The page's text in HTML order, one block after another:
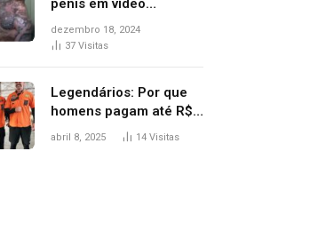
pênis em vídeo
tomando banho, apaga
post e diz ‘foi mal’
dezembro 18, 2024
37 Visitas
Legendários: Por que
homens pagam até R$
81 mil para subir
abril 8, 2025 14 Visitas